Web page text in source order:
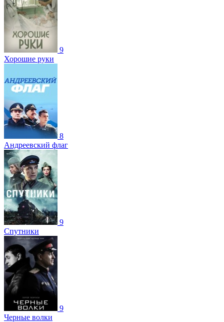
9
Хорошие руки
8
Андреевский флаг
9
Спутники
9
Черные волки